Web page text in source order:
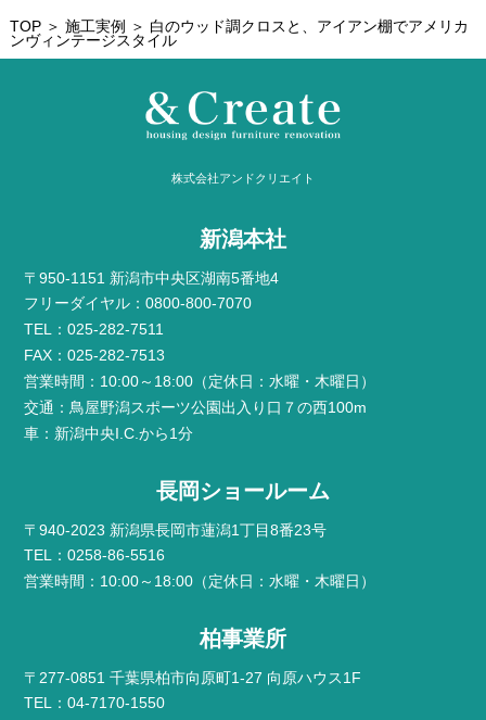
TOP＞ 施工実例
＞ 白のウッド調クロスと、アイアン棚でアメリカ
ンヴィンテージスタイル
株式会社アンドクリエイト
新潟本社
〒950-1151 新潟市中央区湖南5番地4
フリーダイヤル：0800-800-7070
TEL：025-282-7511
FAX：025-282-7513
営業時間：10:00～18:00（定休日：水曜・木曜日）
交通：鳥屋野潟スポーツ公園出入り口７の西100m
車：新潟中央I.C.から1分
長岡ショールーム
〒940-2023 新潟県長岡市蓮潟1丁目8番23号
TEL：0258-86-5516
営業時間：10:00～18:00（定休日：水曜・木曜日）
柏事業所
〒277-0851 千葉県柏市向原町1-27 向原ハウス1F
TEL：04-7170-1550